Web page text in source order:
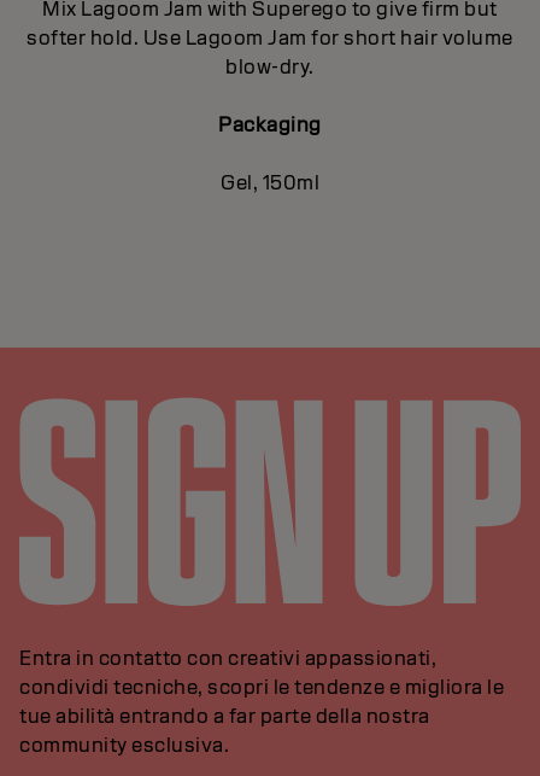
Mix Lagoom Jam with Superego to give firm but
softer hold. Use Lagoom Jam for short hair volume
blow-dry.
Packaging
Gel, 150ml
Entra in contatto con creativi appassionati,
condividi tecniche, scopri le tendenze e migliora le
tue abilità entrando a far parte della nostra
community esclusiva.